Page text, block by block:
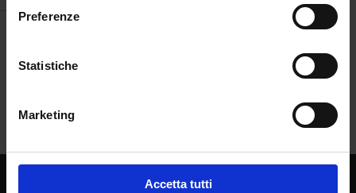
Preferenze
Statistiche
Marketing
Accetta tutti